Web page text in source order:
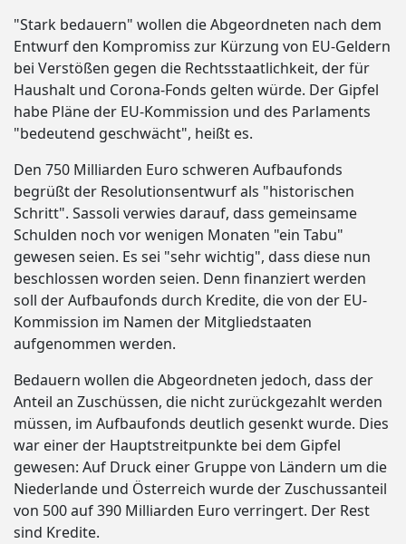
"Stark bedauern" wollen die Abgeordneten nach dem
Entwurf den Kompromiss zur Kürzung von EU-Geldern
bei Verstößen gegen die Rechtsstaatlichkeit, der für
Haushalt und Corona-Fonds gelten würde. Der Gipfel
habe Pläne der EU-Kommission und des Parlaments
"bedeutend geschwächt", heißt es.
Den 750 Milliarden Euro schweren Aufbaufonds
begrüßt der Resolutionsentwurf als "historischen
Schritt". Sassoli verwies darauf, dass gemeinsame
Schulden noch vor wenigen Monaten "ein Tabu"
gewesen seien. Es sei "sehr wichtig", dass diese nun
beschlossen worden seien. Denn finanziert werden
soll der Aufbaufonds durch Kredite, die von der EU-
Kommission im Namen der Mitgliedstaaten
aufgenommen werden.
Bedauern wollen die Abgeordneten jedoch, dass der
Anteil an Zuschüssen, die nicht zurückgezahlt werden
müssen, im Aufbaufonds deutlich gesenkt wurde. Dies
war einer der Hauptstreitpunkte bei dem Gipfel
gewesen: Auf Druck einer Gruppe von Ländern um die
Niederlande und Österreich wurde der Zuschussanteil
von 500 auf 390 Milliarden Euro verringert. Der Rest
sind Kredite.